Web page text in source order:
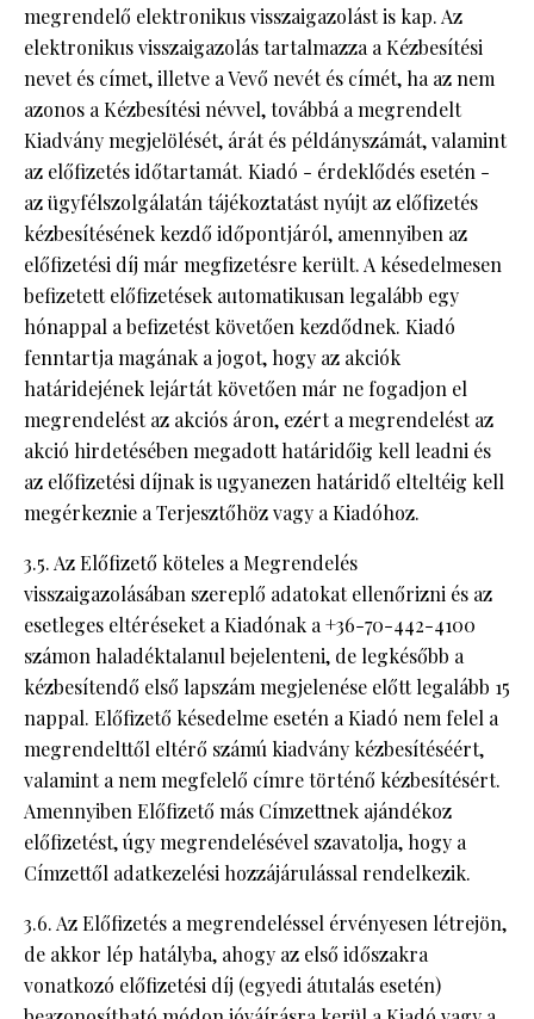
megrendelő elektronikus visszaigazolást is kap. Az
elektronikus visszaigazolás tartalmazza a Kézbesítési
nevet és címet, illetve a Vevő nevét és címét, ha az nem
azonos a Kézbesítési névvel, továbbá a megrendelt
Kiadvány megjelölését, árát és példányszámát, valamint
az előfizetés időtartamát. Kiadó - érdeklődés esetén -
az ügyfélszolgálatán tájékoztatást nyújt az előfizetés
kézbesítésének kezdő időpontjáról, amennyiben az
előfizetési díj már megfizetésre került. A késedelmesen
befizetett előfizetések automatikusan legalább egy
hónappal a befizetést követően kezdődnek. Kiadó
fenntartja magának a jogot, hogy az akciók
határidejének lejártát követően már ne fogadjon el
megrendelést az akciós áron, ezért a megrendelést az
akció hirdetésében megadott határidőig kell leadni és
az előfizetési díjnak is ugyanezen határidő elteltéig kell
megérkeznie a Terjesztőhöz vagy a Kiadóhoz.
3.5. Az Előfizető köteles a Megrendelés
visszaigazolásában szereplő adatokat ellenőrizni és az
esetleges eltéréseket a Kiadónak a +36-70-442-4100
számon haladéktalanul bejelenteni, de legkésőbb a
kézbesítendő első lapszám megjelenése előtt legalább 15
nappal. Előfizető késedelme esetén a Kiadó nem felel a
megrendelttől eltérő számú kiadvány kézbesítéséért,
valamint a nem megfelelő címre történő kézbesítésért.
Amennyiben Előfizető más Címzettnek ajándékoz
előfizetést, úgy megrendelésével szavatolja, hogy a
Címzettől adatkezelési hozzájárulással rendelkezik.
3.6. Az Előfizetés a megrendeléssel érvényesen létrejön,
de akkor lép hatályba, ahogy az első időszakra
vonatkozó előfizetési díj (egyedi átutalás esetén)